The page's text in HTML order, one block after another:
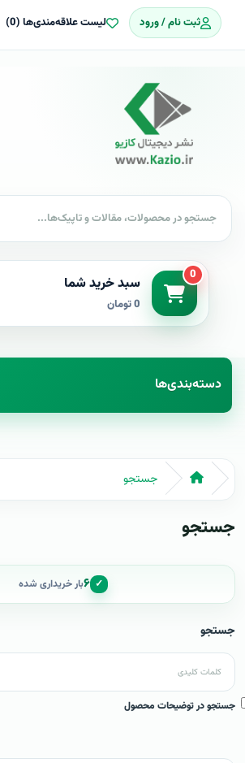
ثبت نام / ورود لیست علاقه‌مندی‌ها (0)
0 سبد خرید شما
0 تومان
دسته‌بندی‌ها
جستجو
جستجو
✓ ۶بار خریداری شده
جستجو
جستجو در توضیحات محصول